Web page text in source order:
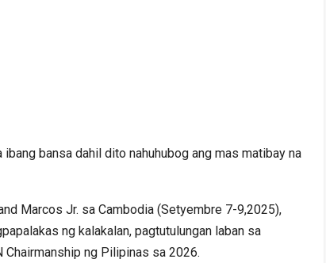
bansa dahil dito nahuhubog ang mas matibay na
Marcos Jr. sa Cambodia (Setyembre 7-9,2025),
ng kalakalan, pagtutulungan laban sa
ng Pilipinas sa 2026.